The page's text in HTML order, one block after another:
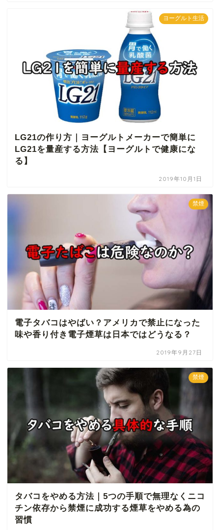
ヨーグルト生活
LG21の作り方｜ヨーグルトメーカーで簡単に
LG21を量産する方法【ヨーグルトで健康にな
る】
2019年10月1日
禁煙
電子タバコはやばい？アメリカで禁止になった
味や香り付き電子煙草は日本ではどうなる？
2019年9月27日
禁煙
タバコをやめる方法｜5つの手順で無理なくニコ
チン依存から禁煙に成功する煙草をやめる為の
習慣